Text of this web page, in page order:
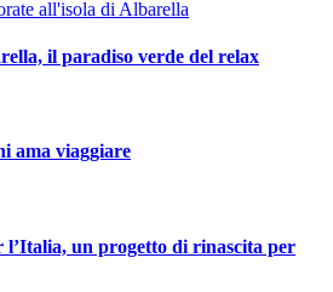
il paradiso verde del relax
ama viaggiare
l’Italia, un progetto di rinascita per